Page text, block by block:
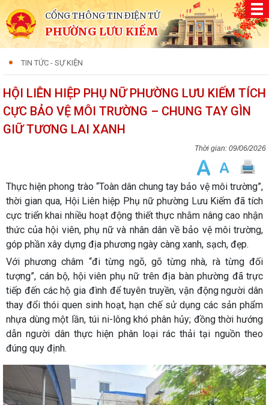
CỔNG THÔNG TIN ĐIỆN TỬ
PHƯỜNG LƯU KIẾM
TIN TỨC - SỰ KIỆN
HỘI LIÊN HIỆP PHỤ NỮ PHƯỜNG LƯU KIẾM TÍCH
CỰC BẢO VỆ MÔI TRƯỜNG – CHUNG TAY GÌN
GIỮ TƯƠNG LAI XANH
09/06/2026
Thực hiện phong trào “Toàn dân chung tay bảo vệ môi trường”,
thời gian qua, Hội Liên hiệp Phụ nữ phường Lưu Kiếm đã tích
cực triển khai nhiều hoạt động thiết thực nhằm nâng cao nhận
thức của hội viên, phụ nữ và nhân dân về bảo vệ môi trường,
góp phần xây dựng địa phương ngày càng xanh, sạch, đẹp.
Với phương châm “đi từng ngõ, gõ từng nhà, rà từng đối
tượng”, cán bộ, hội viên phụ nữ trên địa bàn phường đã trực
tiếp đến các hộ gia đình để tuyên truyền, vận động người dân
thay đổi thói quen sinh hoạt, hạn chế sử dụng các sản phẩm
nhựa dùng một lần, túi ni-lông khó phân hủy; đồng thời hướng
dẫn người dân thực hiện phân loại rác thải tại nguồn theo
đúng quy định.